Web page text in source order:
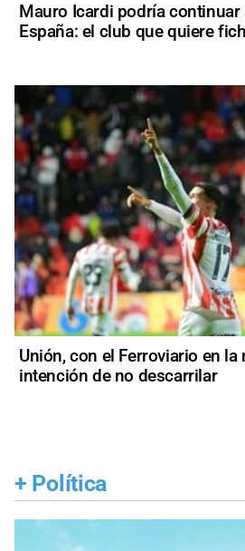
Mauro Icardi podría continuar
España: el club que quiere
Unión, con el Ferroviario en la
intención de no descarrilar
+ Política